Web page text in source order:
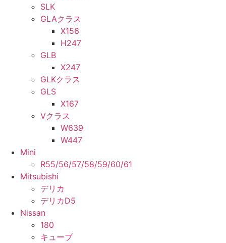
SLK
GLAクラス
X156
H247
GLB
X247
GLKクラス
GLS
X167
Vクラス
W639
W447
Mini
R55/56/57/58/59/60/61
Mitsubishi
デリカ
デリカD5
Nissan
180
キューブ